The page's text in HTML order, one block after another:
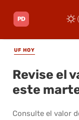
UF HOY
Revise el
este
Consulte el valor